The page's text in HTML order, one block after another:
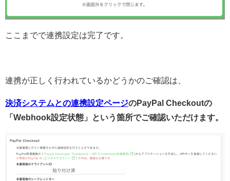
ここまでで連携設定は完了です。
連携が正しく行われているかどうかのご確認は、
決済システムとの連携設定ページのPayPal Checkoutの
「Webhook設定状態」という箇所でご確認いただけます。